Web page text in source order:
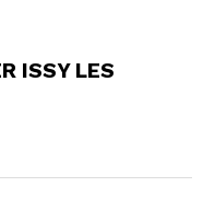
ISSY LES